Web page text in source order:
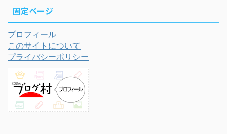
固定ページ
プロフィール
このサイトについて
プライバシーポリシー